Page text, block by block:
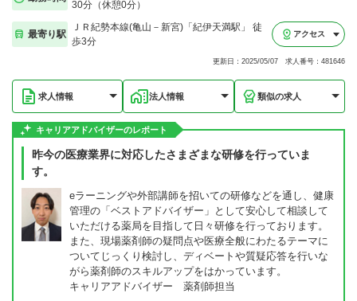
30分（休憩0分）
最寄り駅
ＪＲ紀勢本線(亀山－新宮)「紀伊天満駅」 徒
歩3分
アクセス
更新日：2025/05/07 求人番号：481646
求人情報 法人情報 類似の求人
キャリアアドバイザーのレポート
昨今の医療業界に対応したさまざまな研修を行っていま
す。
eラーニングや外部講師を招いての研修などを通し、健康
管理の「ベストアドバイザー」として安心して相談して
いただける薬局を目指して日々研修を行っております。
また、現場薬剤師の疑問点や医療全般にわたるテーマに
ついてじっくり検討し、ディベートや質疑応答を行いな
がら薬剤師のスキルアップをはかっています。
キャリアアドバイザー 薬剤師担当